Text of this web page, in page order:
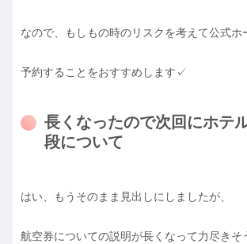
なので、もしもの時のリスクを考えて公式ホ
予約することをおすすめします✓
長くなったので次回にホテ
段について
はい、もうそのまま見出しにしましたが、
航空券についての説明が長くなって力尽きそ